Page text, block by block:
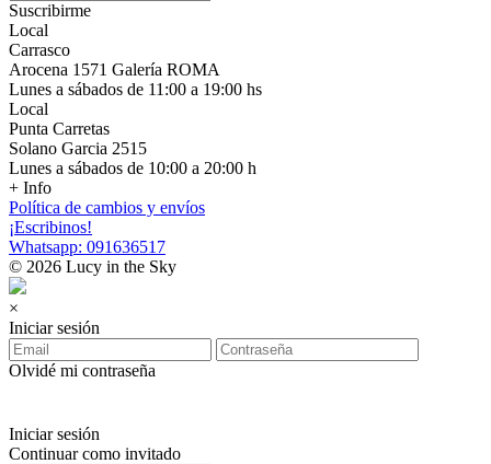
Suscribirme
Local
Carrasco
Arocena 1571 Galería ROMA
Lunes a sábados de 11:00 a 19:00 hs
Local
Punta Carretas
Solano Garcia 2515
Lunes a sábados de 10:00 a 20:00 h
+ Info
Política de cambios y envíos
¡Escribinos!
Whatsapp: 091636517
© 2026 Lucy in the Sky
×
Iniciar sesión
Olvidé mi contraseña
Iniciar sesión
Continuar como invitado